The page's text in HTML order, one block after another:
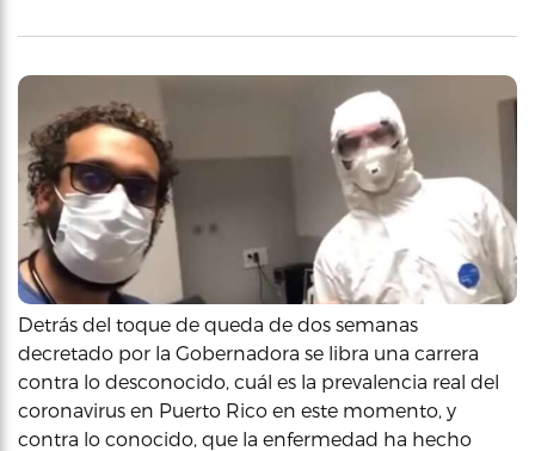
Detrás del toque de queda de dos semanas
decretado por la Gobernadora se libra una carrera
contra lo desconocido, cuál es la prevalencia real del
coronavirus en Puerto Rico en este momento, y
contra lo conocido, que la enfermedad ha hecho